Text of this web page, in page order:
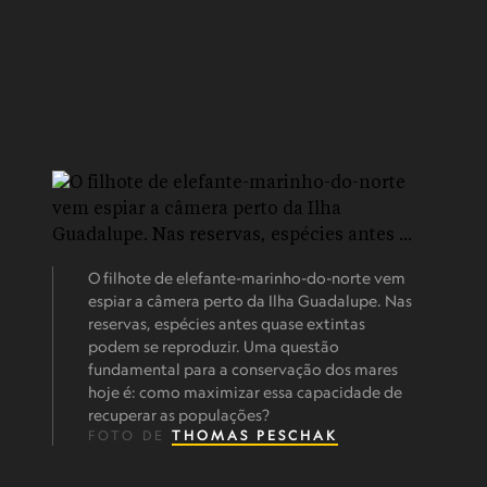
O filhote de elefante-marinho-do-norte vem
espiar a câmera perto da Ilha Guadalupe. Nas
reservas, espécies antes quase extintas
podem se reproduzir. Uma questão
fundamental para a conservação dos mares
hoje é: como maximizar essa capacidade de
recuperar as populações?
FOTO DE THOMAS PESCHAK